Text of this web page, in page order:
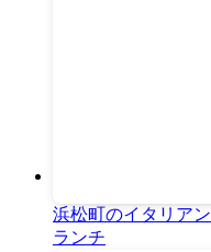
浜松町のイタリア
ランチ